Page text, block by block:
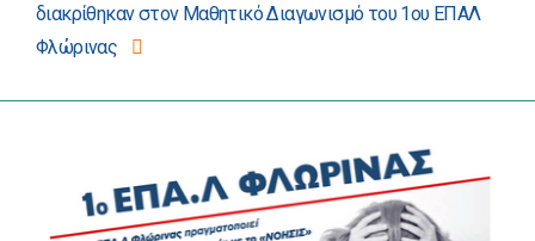
διακρίθηκαν στον Μαθητικό Διαγωνισμό του 1ου ΕΠΑΛ
Φλώρινας